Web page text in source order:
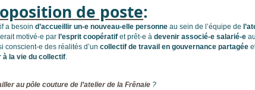
de poste:
a besoin d’accueillir un-e nouveau-elle personne au sein de l’équipe de
motivé-e par l’esprit coopératif et prêt-e à devenir associé-e salarié-e
conscient-e des réalités d’un collectif de travail en gouvernance partagée
à la vie du collectif.
au pôle couture de l’atelier de la Frênaie ?